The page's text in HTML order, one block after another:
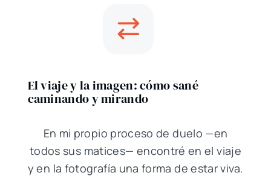
El viaje y la imagen: cómo sané
caminando y mirando
En mi propio proceso de duelo —en
todos sus matices— encontré en el viaje
y en la fotografía una forma de estar viva.